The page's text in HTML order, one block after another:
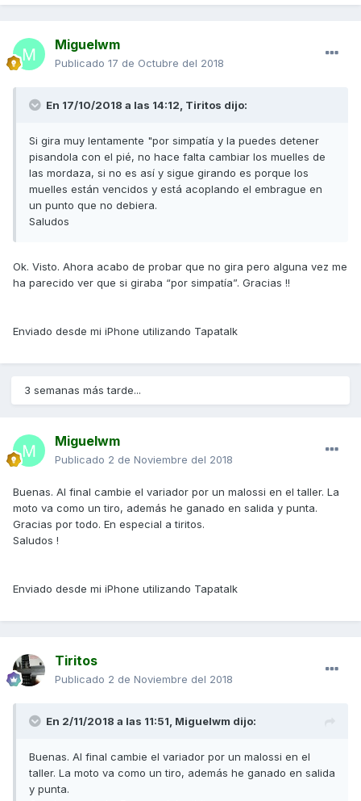
Miguelwm
Publicado 17 de Octubre del 2018
En 17/10/2018 a las 14:12, Tiritos dijo:
Si gira muy lentamente "por simpatía y la puedes detener
pisandola con el pié, no hace falta cambiar los muelles de
las mordaza, si no es así y sigue girando es porque los
muelles están vencidos y está acoplando el embrague en
un punto que no debiera.
Saludos
Ok. Visto. Ahora acabo de probar que no gira pero alguna vez me
ha parecido ver que si giraba “por simpatía”. Gracias !!
Enviado desde mi iPhone utilizando Tapatalk
3 semanas más tarde...
Miguelwm
Publicado 2 de Noviembre del 2018
Buenas. Al final cambie el variador por un malossi en el taller. La
moto va como un tiro, además he ganado en salida y punta.
Gracias por todo. En especial a tiritos.
Saludos !
Enviado desde mi iPhone utilizando Tapatalk
Tiritos
Publicado 2 de Noviembre del 2018
En 2/11/2018 a las 11:51, Miguelwm dijo:
Buenas. Al final cambie el variador por un malossi en el
taller. La moto va como un tiro, además he ganado en salida
y punta.